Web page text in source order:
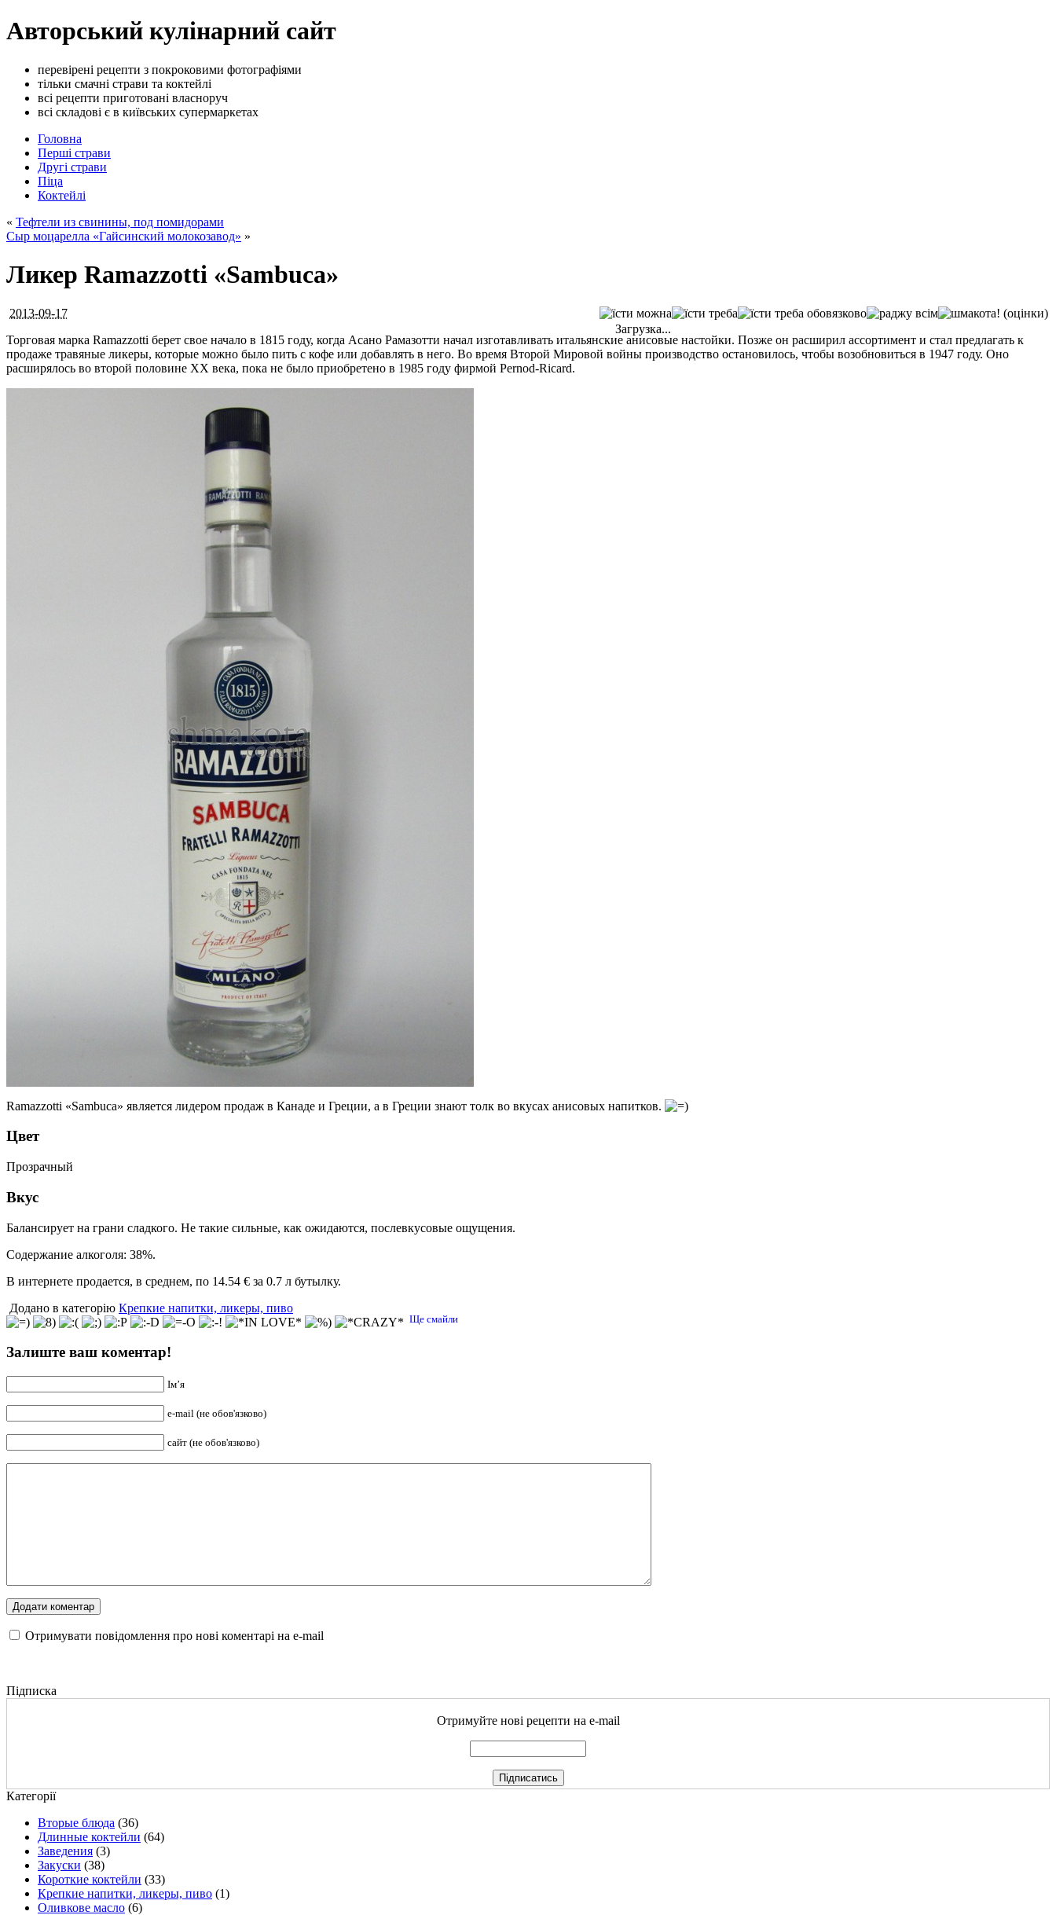
Авторський кулінарний сайт
перевірені рецепти з покроковими фотографіями
тільки смачні страви та коктейлі
всі рецепти приготовані власноруч
всі складові є в київських супермаркетах
Головна
Перші страви
Другі страви
Піца
Коктейлі
« Тефтели из свинины, под помидорами
Сыр моцарелла «Гайсинский молокозавод» »
Ликер Ramazzotti «Sambuca»
2013-09-17
(оцінки)
Загрузка...
Торговая марка Ramazzotti берет свое начало в 1815 году, когда Асано Рамазотти начал изготавливать итальянские анисовые настойки. Позже он расширил ассортимент и стал предлагать к
продаже травяные ликеры, которые можно было пить с кофе или добавлять в него. Во время Второй Мировой войны производство остановилось, чтобы возобновиться в 1947 году. Оно
расширялось во второй половине XX века, пока не было приобретено в 1985 году фирмой Pernod-Ricard.
Ramazzotti «Sambuca» является лидером продаж в Канаде и Греции, а в Греции знают толк во вкусах анисовых напитков.
Цвет
Прозрачный
Вкус
Балансирует на грани сладкого. Не такие сильные, как ожидаются, послевкусовые ощущения.
Содержание алкоголя: 38%.
В интернете продается, в среднем, по 14.54 € за 0.7 л бутылку.
Додано в категорію Крепкие напитки, ликеры, пиво
Ще смайли
Залиште ваш коментар!
Ім’я
e-mail (не обов'язково)
сайт (не обов'язково)
Отримувати повідомлення про нові коментарі на е-mail
Підписка
Отримуйте нові рецепти на e-mail
Категорії
Вторые блюда (36)
Длинные коктейли (64)
Заведения (3)
Закуски (38)
Короткие коктейли (33)
Крепкие напитки, ликеры, пиво (1)
Оливкове масло (6)